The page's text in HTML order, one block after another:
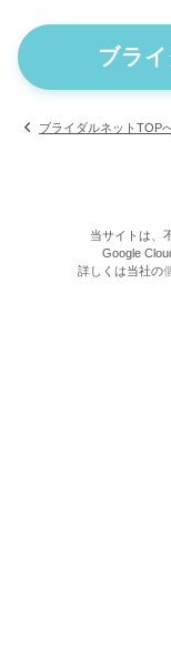
ブラ
ブライダルネットTOP
当サイトは、
Google
詳しくは当社の